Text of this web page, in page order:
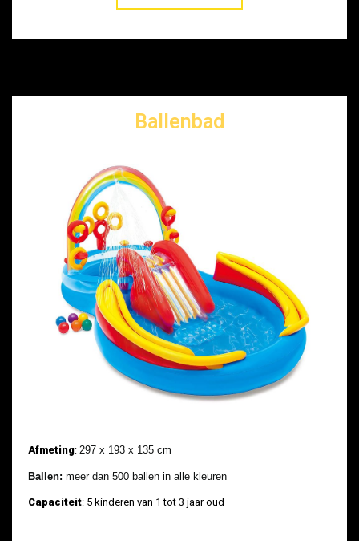
Ballenbad
Afmeting: 297 x 193 x 135 cm
Ballen: meer dan 500 ballen in alle kleuren
Capaciteit: 5 kinderen van 1 tot 3 jaar oud